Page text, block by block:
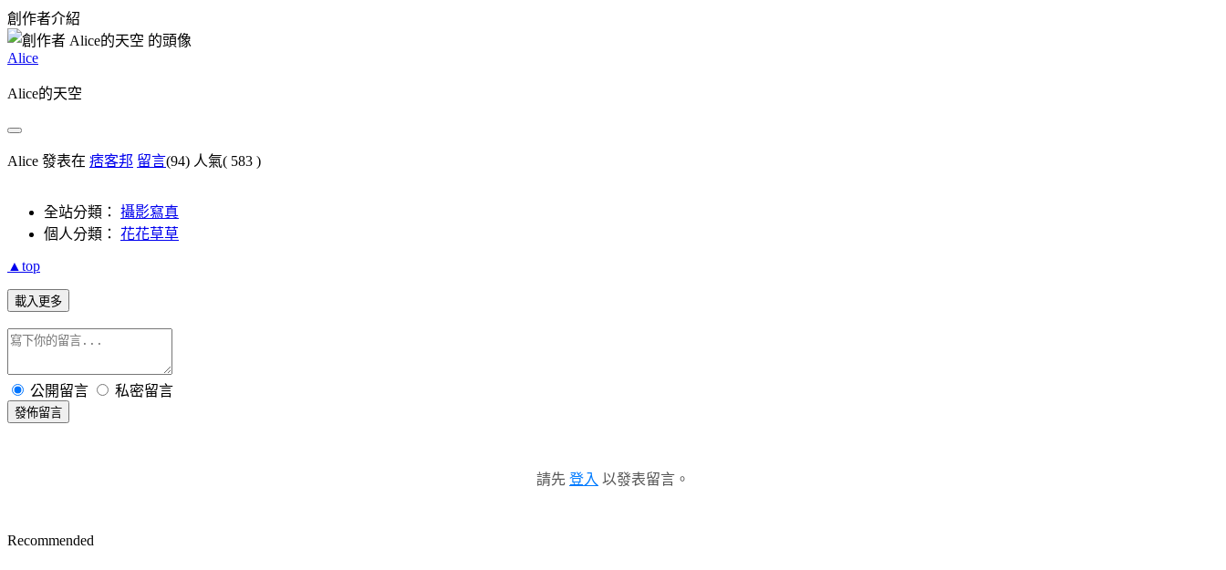
創作者介紹
Alice
Alice的天空
Alice 發表在 痞客邦 留言(94) 人氣( 583 )
全站分類： 攝影寫真
個人分類： 花花草草
▲top
載入更多
公開留言 私密留言
發佈留言
請先 登入 以發表留言。
Recommended